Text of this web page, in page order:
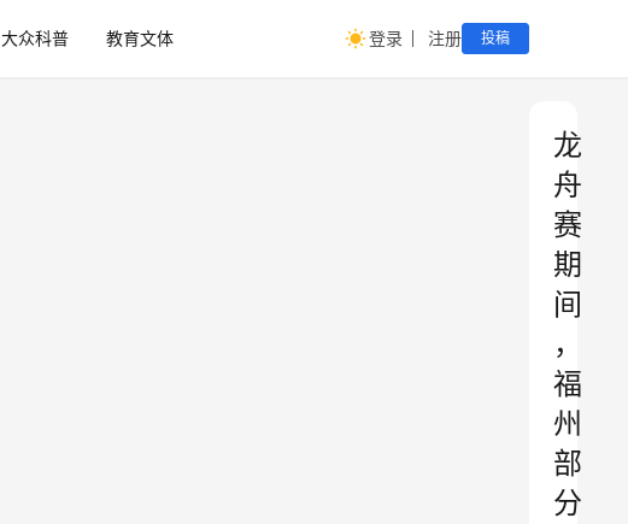
大众科普 教育文体 登录 注册 投稿
龙
舟
赛
期
间
，
福
州
部
分